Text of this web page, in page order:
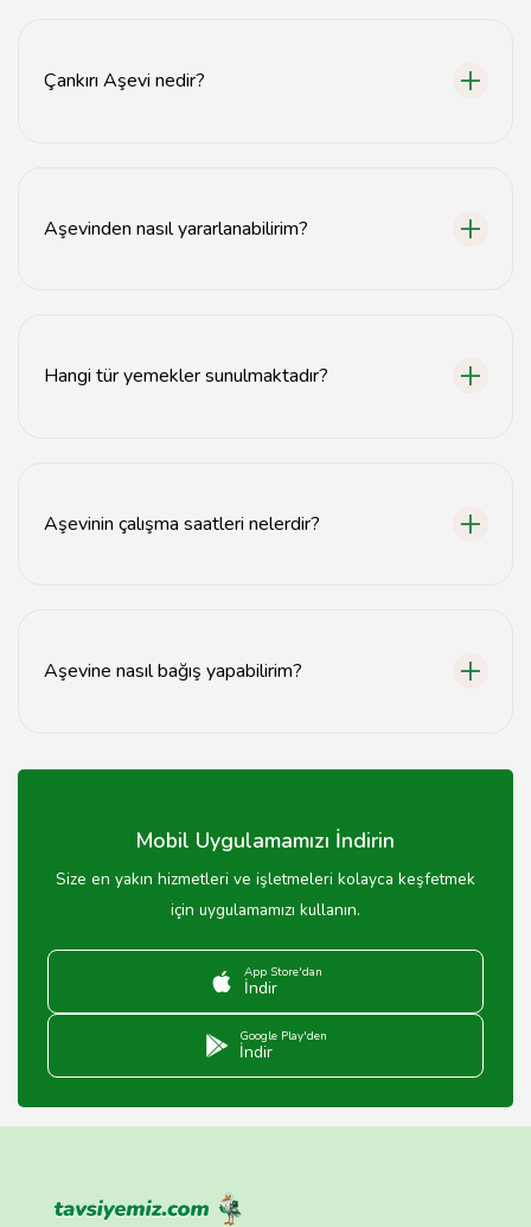
Çankırı Aşevi nedir?
Aşevinden nasıl yararlanabilirim?
Hangi tür yemekler sunulmaktadır?
Aşevinin çalışma saatleri nelerdir?
Aşevine nasıl bağış yapabilirim?
veya web sitemiz üzerinden bağış formunu
Mobil Uygulamamızı İndirin
Size en yakın hizmetleri ve işletmeleri kolayca keşfetmek
için uygulamamızı kullanın.
App Store'dan
İndir
Google Play'den
İndir